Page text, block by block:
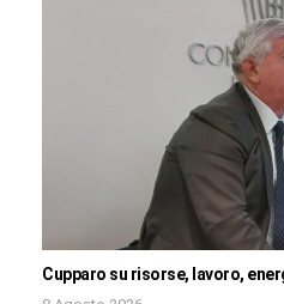
Cupparo su risorse, lavoro,